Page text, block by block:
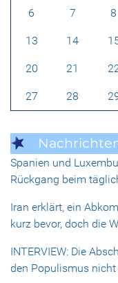
6 7 8
13 14
20 21
27 28
Spanien und
Rückgang beim
Iran erklärt, ein
kurz bevor, doch die
INTERVIEW: Die
den Populismus